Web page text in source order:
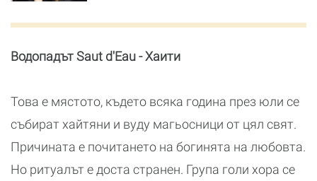
Водопадът Saut d'Eau - Хаити
Това е мястото, където всяка година през юли се
събират хайтяни и вуду магьосници от цял свят.
Причината е почитането на богинята на любовта.
Но ритуалът е доста странен. Група голи хора се